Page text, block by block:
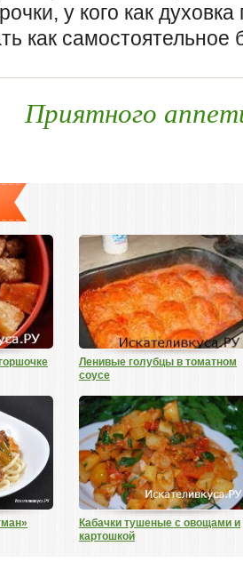
у кого как духовка
как
Приятного
Ленивые голубцы в томатном
соусе
Кабачки тушеные с овощами и
картошкой